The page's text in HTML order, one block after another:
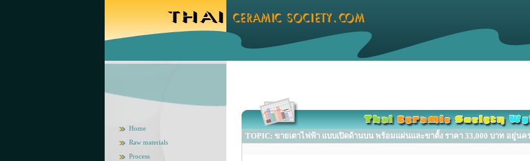
Home
Raw materials
Process
TOPIC: ขายเตาไฟฟ้า แบบเปิดด้านบน พร้อมแผ่นและขาตั้ง ราคา 33,000 บาท อยู่น